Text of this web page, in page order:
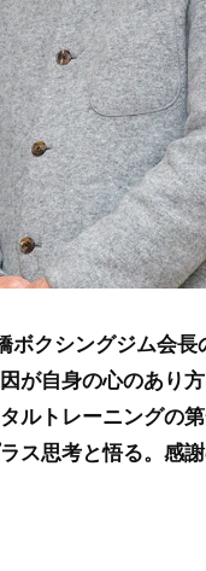
クシングジム会長
が自身の心のあり
ルトレーニングの
ス思考と悟る。感